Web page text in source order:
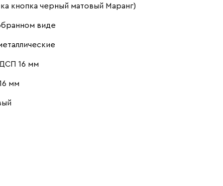
кнопка черный матовый Маранг)
виде
16 мм
мм